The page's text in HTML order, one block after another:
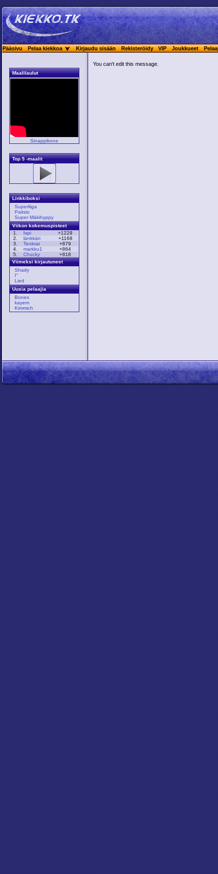
Pääsivu Pelaa kiekkoa Kirjaudu sisään Rekisteröidy VIP Joukkueet
Maalilaulut
Sinappikone
Top 5 -maalit
Linkkiboksi
Superliiga
Paitsio
Super Mäkihyppy
Viikon kokemuspisteet
1.
Ispi
+1229
2.
länkkäri
+1168
3.
Tenkrat
+879
4.
markku1
+864
5.
Chucky
+818
Viimeksi kirjautuneet
Shady
I''
Lied
Uusia pelaajia
Bones
kayern
Kimmich
You can't edit this message.